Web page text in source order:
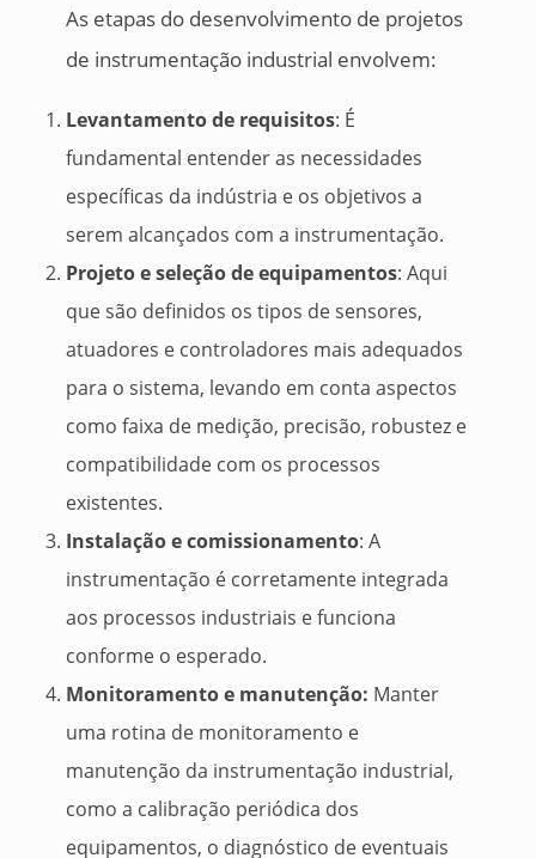
As etapas do desenvolvimento de projetos
de instrumentação industrial envolvem:
Levantamento de requisitos: É
fundamental entender as necessidades
específicas da indústria e os objetivos a
serem alcançados com a instrumentação.
Projeto e seleção de equipamentos: Aqui
que são definidos os tipos de sensores,
atuadores e controladores mais adequados
para o sistema, levando em conta aspectos
como faixa de medição, precisão, robustez e
compatibilidade com os processos
existentes.
Instalação e comissionamento: A
instrumentação é corretamente integrada
aos processos industriais e funciona
conforme o esperado.
Monitoramento e manutenção: Manter
uma rotina de monitoramento e
manutenção da instrumentação industrial,
como a calibração periódica dos
equipamentos, o diagnóstico de eventuais